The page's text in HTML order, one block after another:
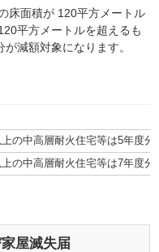
床面積が 120平方メートル
平方メートルを超えるも
減額対象になります。
の中高層耐火住宅等は5年度分)
の中高層耐火住宅等は7年度分)
屋滅失届